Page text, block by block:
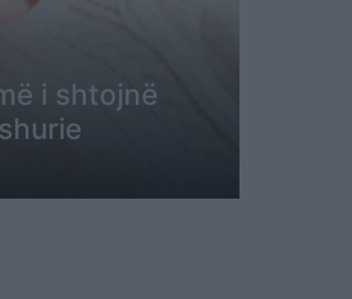
i shtojnë